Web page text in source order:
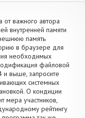
важного автора
внутренней памяти
память
в браузере для
необходимых
файловой
и выше, запросите
системных
О кондиции
мера участников,
рейтингу